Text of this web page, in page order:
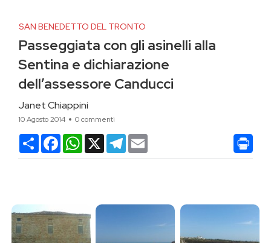
SAN BENEDETTO DEL TRONTO
Passeggiata con gli asinelli alla
Sentina e dichiarazione
dell’assessore Canducci
Janet Chiappini
10 Agosto 2014 0 commenti
CondividiFacebookWhatsApp
X Telegram